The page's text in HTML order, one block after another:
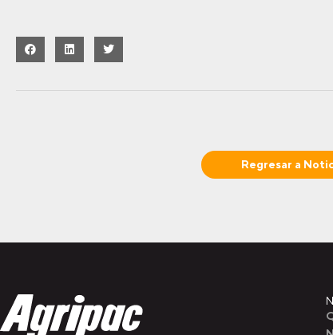
Regresar a